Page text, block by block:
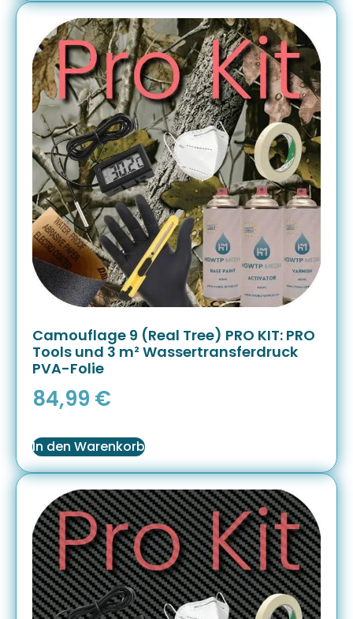
Camouflage 9 (Real Tree) PRO KIT: PRO
Tools und 3 m² Wassertransferdruck
PVA-Folie
84,99 €
In den Warenkorb